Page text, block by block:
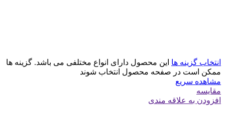
انتخاب گزینه ها این محصول دارای انواع مختلفی می باشد. گزینه ها
ممکن است در صفحه محصول انتخاب شوند
مشاهده سریع
مقایسه
افزودن به علاقه مندی